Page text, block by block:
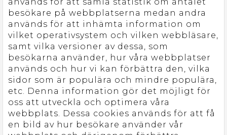
besökare på webbplatserna medan andra
används för att inhämta information om
vilket operativsystem och vilken webbläsare,
samt vilka versioner av dessa, som
besökarna använder, hur våra webbplatser
används och hur vi kan förbättra den, vilka
sidor som är populära och mindre populära,
etc. Denna information gör det möjligt för
oss att utveckla och optimera våra
webbplats. Dessa cookies används för att få
en bild av hur besökare använder vår